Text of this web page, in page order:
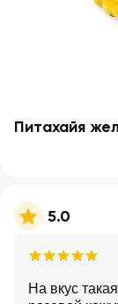
Питахайя
5.0
На вкус